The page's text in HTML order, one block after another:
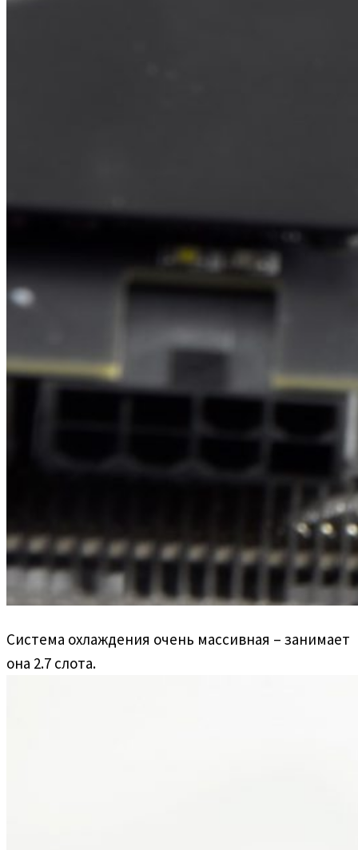
Система охлаждения очень массивная – занимает
она 2.7 слота.